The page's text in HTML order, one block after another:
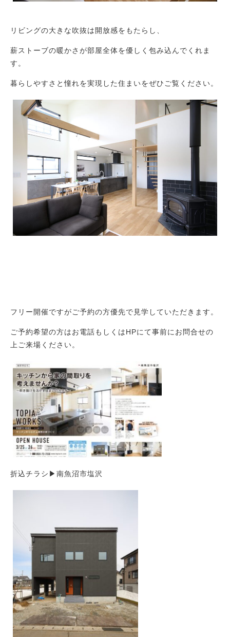
施工例
新築注文住宅
暮らし再生
取り組み
After Service
Company
会社概要
blog
ブログ
リビングの大きな吹抜は開放感をもたらし、
薪ストーブの暖かさが部屋全体を優しく包み込んでくれま
す。
暮らしやすさと憧れを実現した住まいをぜひご覧ください。
フリー開催ですがご予約の方優先で見学していただきます。
ご予約希望の方はお電話もしくはHPにて事前にお問合せの
上ご来場ください。
折込チラシ▶ 南魚沼市塩沢